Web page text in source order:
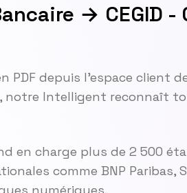
→ CEGID -
PDF depuis l'espace client
notre Intelligent reconnaît
en charge plus de 2 500
comme BNP Paribas,